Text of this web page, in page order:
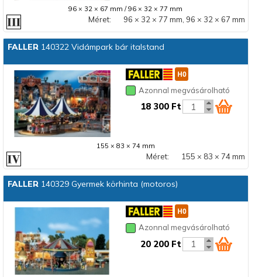
96 × 32 × 67 mm / 96 × 32 × 77 mm
Méret: 96 × 32 × 77 mm, 96 × 32 × 67 mm
FALLER140322 Vidámpark bár italstand
Azonnal megvásárolható
18 300 Ft
155 × 83 × 74 mm
Méret: 155 × 83 × 74 mm
FALLER140329 Gyermek körhinta (motoros)
Azonnal megvásárolható
20 200 Ft